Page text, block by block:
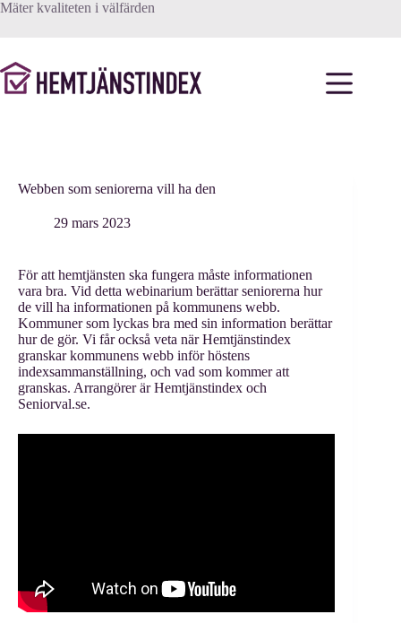
Hoppa
Mäter kvaliteten i välfärden
Webben som seniorerna vill ha den
29 mars 2023
För att hemtjänsten ska fungera måste informationen
vara bra. Vid detta webinarium berättar seniorerna hur
de vill ha informationen på kommunens webb.
Kommuner som lyckas bra med sin information berättar
hur de gör. Vi får också veta när Hemtjänstindex
granskar kommunens webb inför höstens
indexsammanställning, och vad som kommer att
granskas. Arrangörer är Hemtjänstindex och
Seniorval.se.